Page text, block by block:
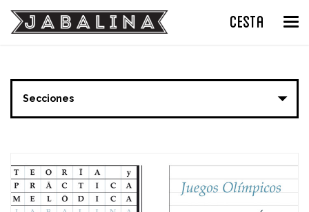
CESTA
Secciones